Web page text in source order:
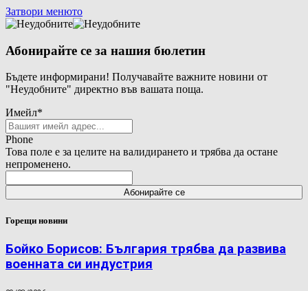
Затвори менюто
Абонирайте се за нашия бюлетин
Бъдете информирани! Получавайте важните новини от
"Неудобните" директно във вашата поща.
Имейл*
Phone
Това поле е за целите на валидирането и трябва да остане
непроменено.
Горещи новини
Бойко Борисов: България трябва да развива
военната си индустрия